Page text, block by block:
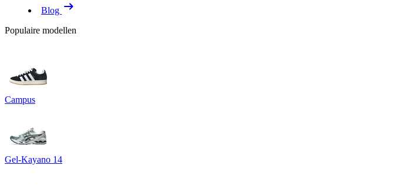
Blog
Populaire modellen
Campus
Gel-Kayano 14